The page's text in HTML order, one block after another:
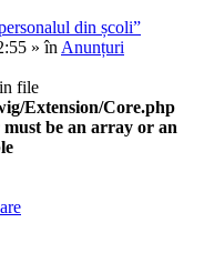
din școli”
» în Anunțuri
file
Extension/Core.php
be an array or an